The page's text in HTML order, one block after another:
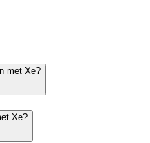
met Xe?
Xe?